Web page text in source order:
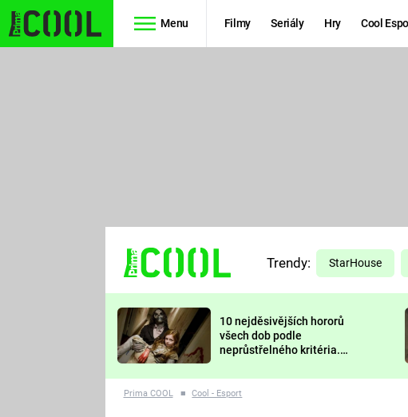
Menu Filmy Seriály Hry Cool
TŘESKU
FUTURAMA
PREDÁTOR
Trendy: StarHouse
10 nejděsivějších hororů
všech dob podle
neprůstřelného kritéria.
nejvíc zvednou tep?
Prima COOL ■ Cool - Esport